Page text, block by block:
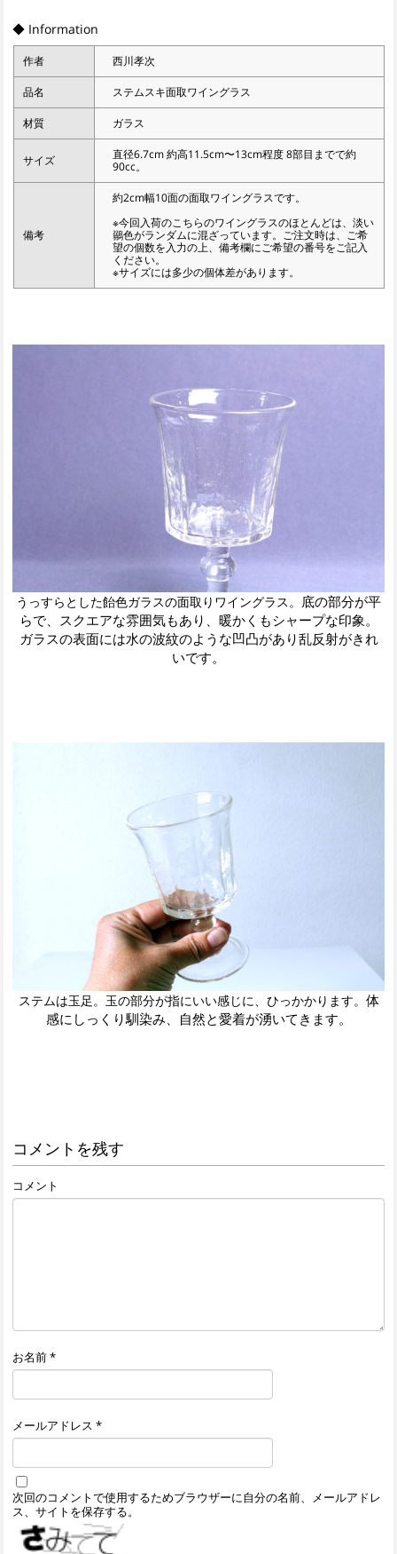
◆ Information
作者 西川孝次
品名 ステムスキ面取ワイングラス
材質 ガラス
サイズ
直径6.7cm 約高11.5cm〜13cm程度 8部目までで約
90cc。
備考
約2cm幅10面の面取ワイングラスです。
※今回入荷のこちらのワイングラスのほとんどは、淡い
鶸色がランダムに混ざっています。ご注文時は、ご希
望の個数を入力の上、備考欄にご希望の番号をご記入
ください。
※サイズには多少の個体差があります。
うっすらとした飴色ガラスの面取りワイングラス。 底の部分が平
らで、スクエアな雰囲気もあり、暖かくもシャープな印象。
ガラスの表面には水の波紋のような凹凸があり乱反射がきれ
いです。
ステムは玉足。玉の部分が指にいい感じに、ひっかかります。 体
感にしっくり馴染み、自然と愛着が湧いてきます。
コメントを残す
コメント
お名前*
メールアドレス *
次回のコメントで使用するためブラウザーに自分の名前、メールアドレ
ス、サイトを保存する。